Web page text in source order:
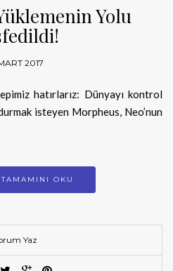
Yolu
2017
hatırlarız: Dünyayı kontrol
isteyen Morpheus, Neo’nun
OKU
Yaz